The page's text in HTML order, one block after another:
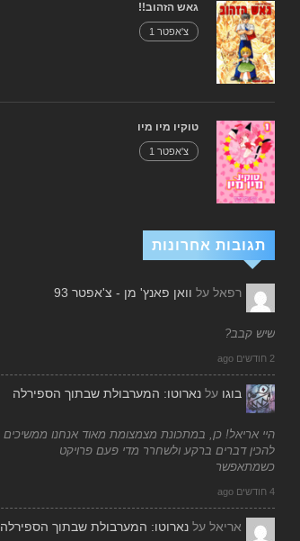
גאש הזהוב!!
צ'אפטר 1
טוקיו מיו מיו
צ'אפטר 1
תגובות אחרונות
רפאל על וואן פאנץ' מן - צ'אפטר 93
שיש קבב?
2 חודשים ago
בוגו על נארוטו: המערבולת שבתוך הספירלה
היי אריאל! כן, במתכונת מצמצומת מאוד אנחנו ממשיכים
להכין דברים ברקע ולשחרר מדי פעם פרויקט
כשמתאפשר
4 חודשים ago
אריאל על נארוטו: המערבולת שבתוך הספירלה